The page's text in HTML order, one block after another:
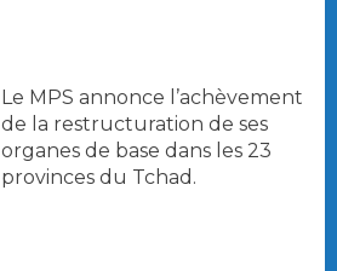
Le MPS annonce l’achèvement
de la restructuration de ses
organes de base dans les 23
provinces du Tchad.